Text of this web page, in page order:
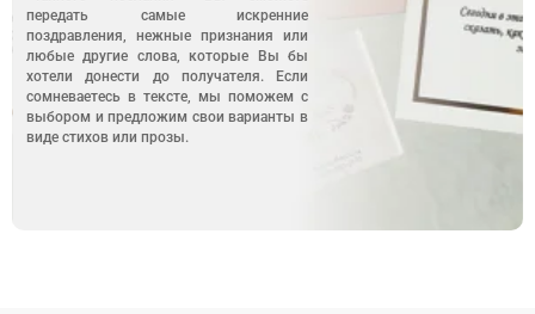
передать самые искренние
поздравления, нежные признания или
любые другие слова, которые Вы бы
хотели донести до получателя. Если
сомневаетесь в тексте, мы поможем с
выбором и предложим свои варианты в
виде стихов или прозы.